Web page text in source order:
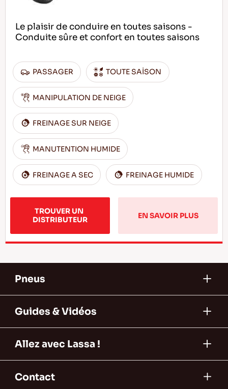
Le plaisir de conduire en toutes saisons -
Conduite sûre et confort en toutes saisons
PASSAGER TOUTE SAİSON
MANIPULATION DE NEIGE
FREINAGE SUR NEIGE
MANUTENTION HUMIDE
FREINAGE A SEC FREINAGE HUMIDE
TROUVER UN
DISTRIBUTEUR
EN SAVOIR PLUS
Pneus
Guides & Vidéos
Allez avec Lassa !
Contact